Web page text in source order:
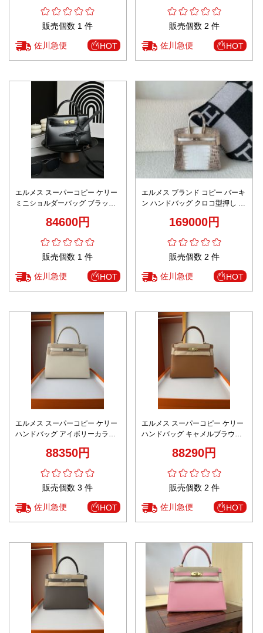
販売個数 1 件
佐川急便 HOT
販売個数 2 件
佐川急便 HOT
エルメス スーパーコピー ケリー
ミニショルダーバッグ ブラック
84600円
販売個数 1 件
佐川急便 HOT
エルメス ブランド コピー バーキ
ン ハンドバッグ クロコ型押し バ
169000円
販売個数 2 件
佐川急便 HOT
エルメス スーパーコピー ケリー
ハンドバッグ アイボリーカラー
88350円
販売個数 3 件
佐川急便 HOT
エルメス スーパーコピー ケリー
ハンドバッグ キャメルブラウン
88290円
販売個数 2 件
佐川急便 HOT